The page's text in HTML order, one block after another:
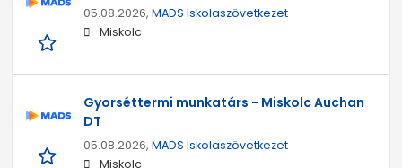
05.08.2026, MADS Iskolaszövetkezet
Miskolc
Gyorséttermi munkatárs - Miskolc Auchan
DT
05.08.2026, MADS Iskolaszövetkezet
Miskolc